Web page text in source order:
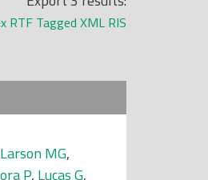
RTF Tagged XML RIS
Larson MG,
P, Lucas G,